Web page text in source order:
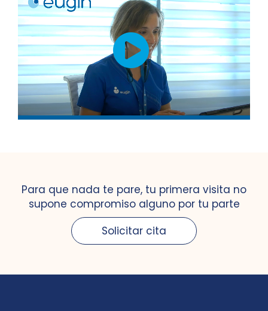
Para que nada te pare, tu primera visita no
supone compromiso alguno por tu parte
Solicitar cita